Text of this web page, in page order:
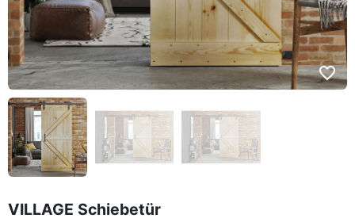
favorite_border
VILLAGE Schiebetür